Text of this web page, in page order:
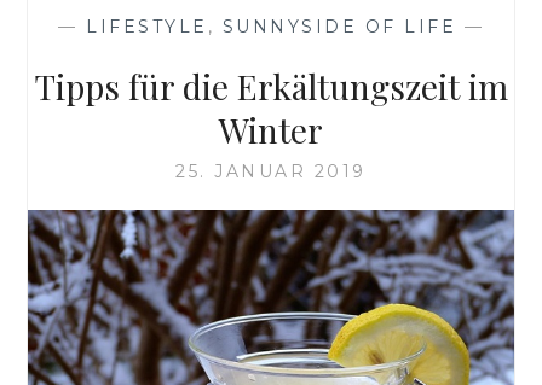
— LIFESTYLE , SUNNYSIDE OF LIFE —
Tipps für die Erkältungszeit im
Winter
25. JANUAR 2019